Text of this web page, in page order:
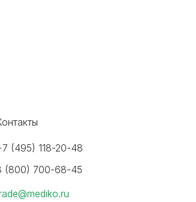
(495) 118-20-48
(800) 700-68-45